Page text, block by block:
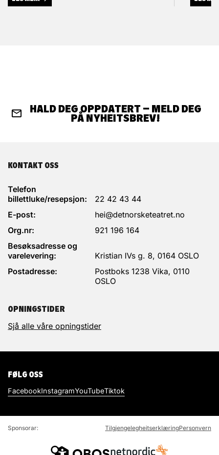
HALD DEG OPPDATERT – MELD DEG
PÅ NYHEITSBREV!
KONTAKT OSS
Telefon
billettluke/resepsjon:
22 42 43 44
E-post:
hei@detnorsketeatret.no
Org.nr:
921 196 164
Besøksadresse og
varelevering:
Kristian IVs g. 8, 0164 OSLO
Postadresse:
Postboks 1238 Vika, 0110
OSLO
OPNINGSTIDER
Sjå alle våre opningstider
FØLG OSS
FacebookInstagramYouTubeTiktok
Sponsorar: TilgjengelegheitserklæringPersonvern